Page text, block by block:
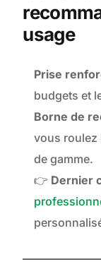
usage
Prise
budgets et
Borne de
vous roulez
de gamme.
👉 Dernier